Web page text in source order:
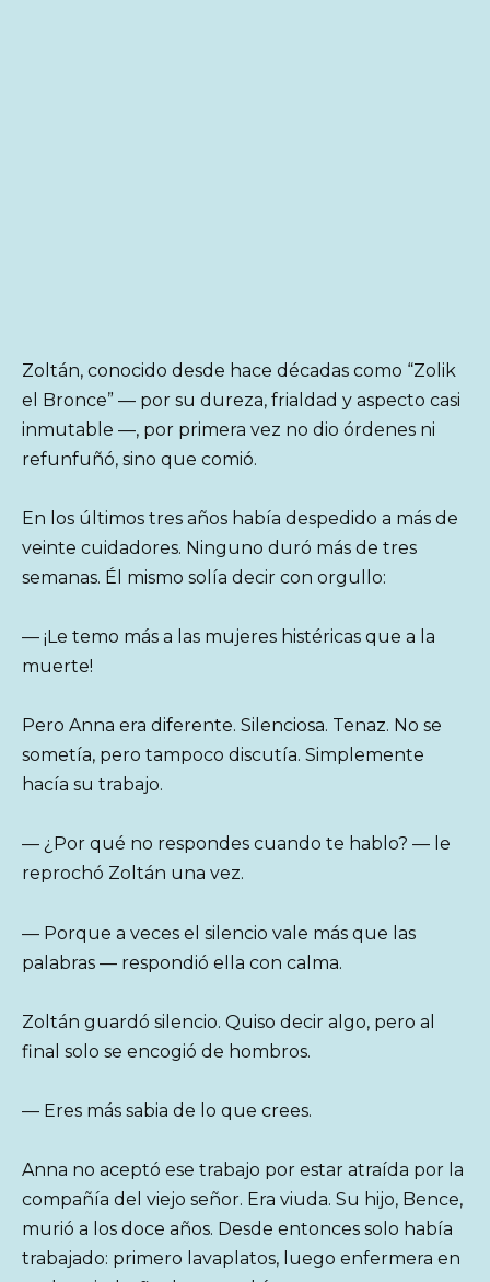
Zoltán, conocido desde hace décadas como “Zolik
el Bronce” — por su dureza, frialdad y aspecto casi
inmutable —, por primera vez no dio órdenes ni
refunfuñó, sino que comió.
En los últimos tres años había despedido a más de
veinte cuidadores. Ninguno duró más de tres
semanas. Él mismo solía decir con orgullo:
— ¡Le temo más a las mujeres histéricas que a la
muerte!
Pero Anna era diferente. Silenciosa. Tenaz. No se
sometía, pero tampoco discutía. Simplemente
hacía su trabajo.
— ¿Por qué no respondes cuando te hablo? — le
reprochó Zoltán una vez.
— Porque a veces el silencio vale más que las
palabras — respondió ella con calma.
Zoltán guardó silencio. Quiso decir algo, pero al
final solo se encogió de hombros.
— Eres más sabia de lo que crees.
Anna no aceptó ese trabajo por estar atraída por la
compañía del viejo señor. Era viuda. Su hijo, Bence,
murió a los doce años. Desde entonces solo había
trabajado: primero lavaplatos, luego enfermera en